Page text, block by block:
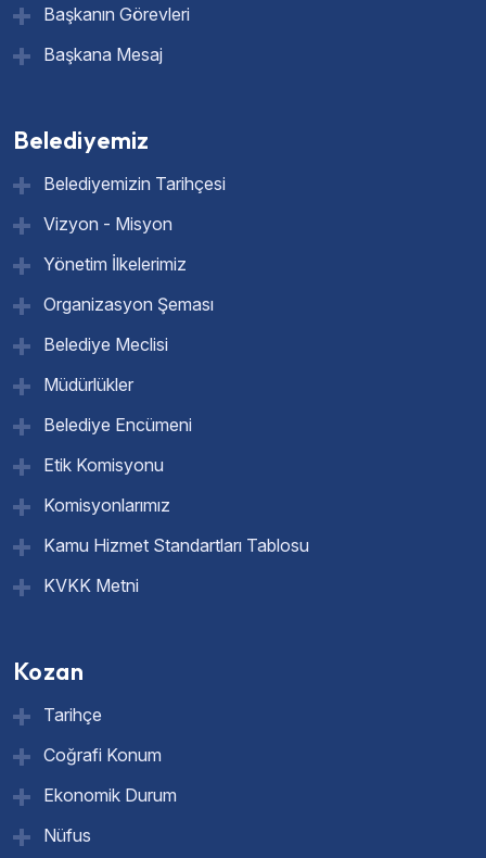
Başkanın Görevleri
Başkana Mesaj
Belediyemiz
Belediyemizin Tarihçesi
Vizyon - Misyon
Yönetim İlkelerimiz
Organizasyon Şeması
Belediye Meclisi
Müdürlükler
Belediye Encümeni
Etik Komisyonu
Komisyonlarımız
Kamu Hizmet Standartları Tablosu
KVKK Metni
Kozan
Tarihçe
Coğrafi Konum
Ekonomik Durum
Nüfus